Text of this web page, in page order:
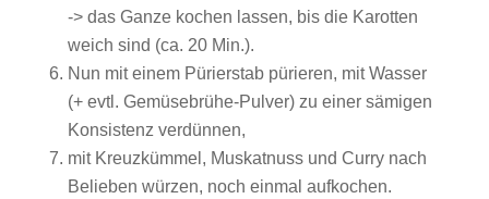
-> das Ganze kochen lassen, bis die Karotten
weich sind (ca. 20 Min.).
Nun mit einem Pürierstab pürieren, mit Wasser
(+ evtl. Gemüsebrühe-Pulver) zu einer sämigen
Konsistenz verdünnen,
mit Kreuzkümmel, Muskatnuss und Curry nach
Belieben würzen, noch einmal aufkochen.